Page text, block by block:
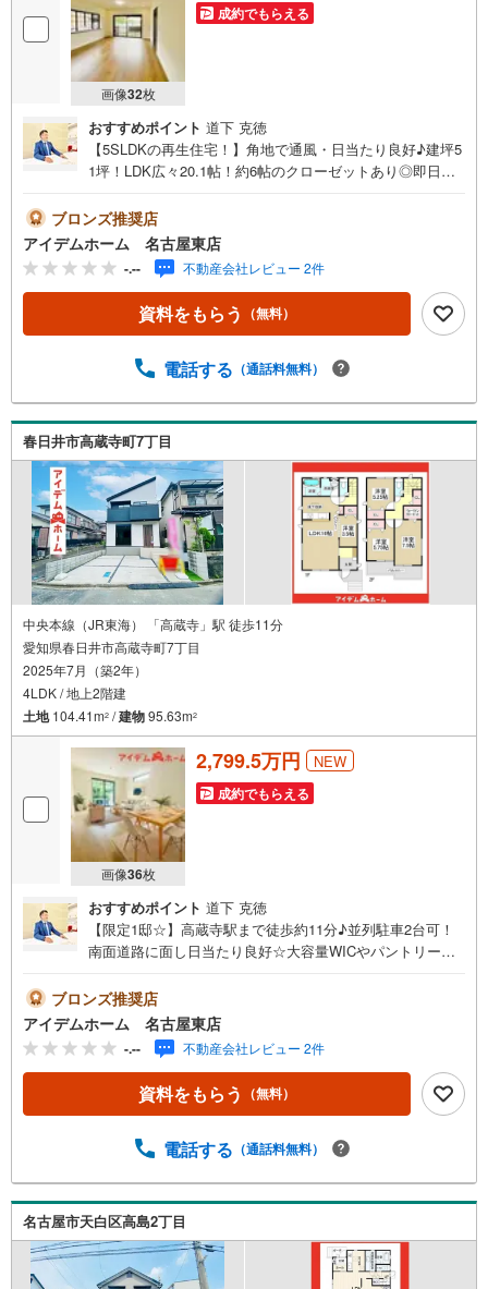
画像32枚
成約でもらえる
おすすめポイント 道下 克徳
【5SLDKの再生住宅！】角地で通風・日当たり良好♪建坪5
1坪！LDK広々20.1帖！約6帖のクローゼットあり◎即日案
崎町阿良池/当日のご来店・ご見学、大歓迎♪【充実】WI
C、納戸、食洗機、浴室暖房、浴室乾燥機■リニモ「長久手
古戦場」駅 徒歩31分（約2440m）■北小学校 :徒歩11分
（約880m）■日進中学校:徒歩30分（約2340m）＜自己資金
0円でも大丈夫！＞*水曜日も営業しております！*今から見
たい！聞きたい！にスピード対応！*自己資金なしでも購入
安な方もおまかせください！弊社HPにて物件のルームツア
たっぷりご紹介しております♪さらに店内には豊富な物件
資料や発売予定物件等ございます☆この機会にぜひお問い
合わせください♪
ブロンズ推奨店
アイデムホーム 名古屋東店
-.-- 不動産会社レビュー 2件
資料をもらう （無料）
電話する （通話料無料）
春日井市高蔵寺町7丁目
中央本線（JR東海） 「高蔵寺」駅 徒歩11分
愛知県春日井市高蔵寺町7丁目
2025年7月（築2年）
4LDK / 地上2階建
土地104.41m2 /建物95.63m2
画像36枚
2,799.5万円 NEW
成約でもらえる
おすすめポイント 道下 克徳
【限定1邸☆】高蔵寺駅まで徒歩約11分♪並列駐車2台可！
南面道路に面し日当たり良好☆大容量WICやパントリー完
春日井市高蔵寺町7期☆限定1邸/当日のご来店・ご見学、大
歓迎♪【安心】耐震等級3取得【品質】設計住宅性能評価
書、建設住宅性能評価書【充実】浴室換気乾燥機、浄水
器、LOW-Eガラス■JR中央本線・愛知環状鉄道「高蔵寺」
駅 徒歩11分（約880m）■高座小学校 :徒歩14分（約1090
m）■高蔵寺中学校:徒歩17分（約1340m）＜自己資金0円で
い！聞きたい！にスピード対応！*自己資金なしでも購入出
な方もおまかせください！累計新築戸建成約実績9000棟以
上！資料請求、住宅ローン相談もOK！さらに店内には豊富
な物件資料や発売予定物件など取り揃えております☆通話
料無料へTELしよう！
ブロンズ推奨店
アイデムホーム 名古屋東店
-.-- 不動産会社レビュー 2件
資料をもらう （無料）
電話する （通話料無料）
名古屋市天白区高島2丁目